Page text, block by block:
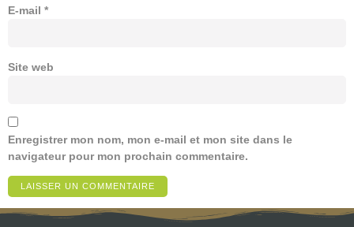
E-mail *
Site web
Enregistrer mon nom, mon e-mail et mon site dans le
navigateur pour mon prochain commentaire.